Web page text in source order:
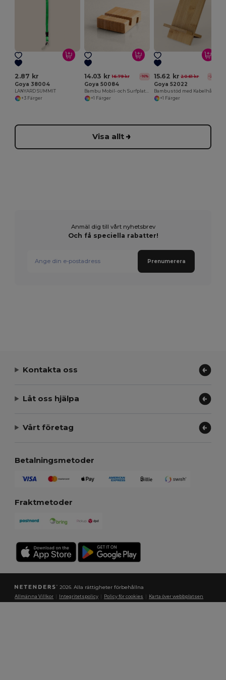
2.87 kr
Goya 38004
LANYARD SUMMIT
+3 Färger
14.03 kr 16.79 kr -16%
Goya 50084
+1 Färger
15.62 kr 20.61 kr -24%
Goya 52022
+1 Färger
Visa allt
Anmäl dig till vårt nyhetsbrev
Och få speciella rabatter!
Prenumerera
Kontakta oss
Låt oss hjälpa
Vårt företag
Betalningsmetoder
Fraktmetoder
2026. Alla rättigheter förbehållna
Allmänna Villkor Integritetspolicy Policy för cookies Karta över webbplatsen